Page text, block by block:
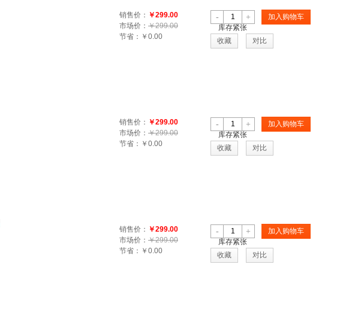
- +
库存紧张
加入购物车
收藏 对比
销售价： ￥299.00
市场价： ￥299.00
节省： ￥0.00
- +
库存紧张
加入购物车
收藏 对比
销售价： ￥299.00
市场价： ￥299.00
节省： ￥0.00
- +
库存紧张
加入购物车
收藏 对比
销售价： ￥299.00
市场价： ￥299.00
节省： ￥0.00